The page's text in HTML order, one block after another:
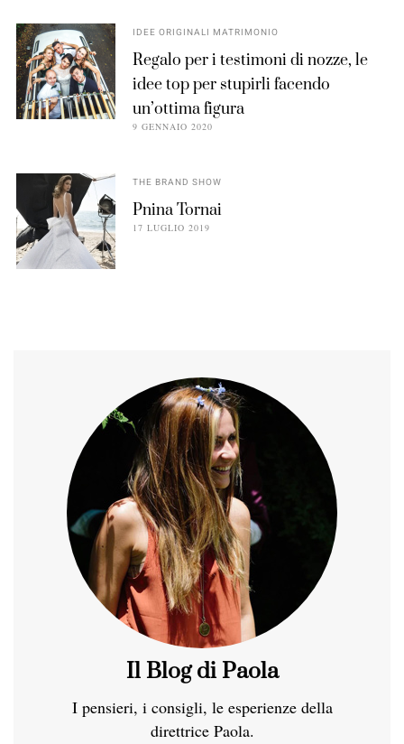
IDEE ORIGINALI MATRIMONIO
Regalo per i testimoni di nozze, le
idee top per stupirli facendo
un’ottima figura
9 GENNAIO 2020
THE BRAND SHOW
Pnina Tornai
17 LUGLIO 2019
Il Blog di Paola
I pensieri, i consigli, le esperienze della
direttrice Paola.